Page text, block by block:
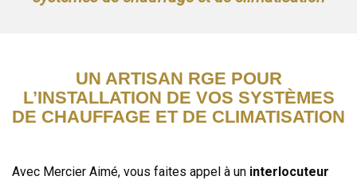
UN ARTISAN RGE POUR
L’INSTALLATION DE VOS SYSTÈMES
DE CHAUFFAGE ET DE CLIMATISATION
Avec Mercier Aimé, vous faites appel à un interlocuteur